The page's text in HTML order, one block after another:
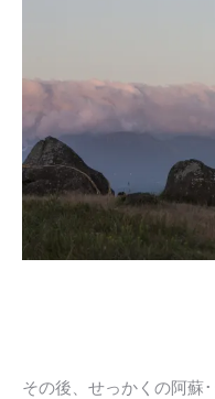
その後、せっかくの阿蘇